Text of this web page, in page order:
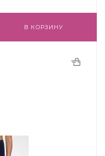
В КОРЗИНУ